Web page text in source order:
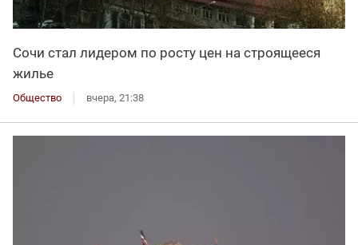
Сочи стал лидером по росту цен на строящееся
жилье
Общество вчера, 21:38